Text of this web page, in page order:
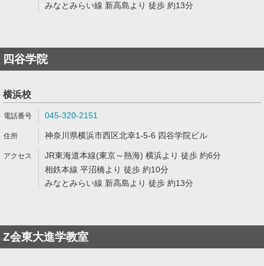
みなとみらい線 新高島より 徒歩 約13分
四谷学院
横浜校
045-320-2151
神奈川県横浜市西区北幸1-5-6 四谷学院ビル
JR東海道本線(東京～熱海) 横浜より 徒歩 約6分
相鉄本線 平沼橋より 徒歩 約10分
みなとみらい線 新高島より 徒歩 約13分
Z会東大進学教室